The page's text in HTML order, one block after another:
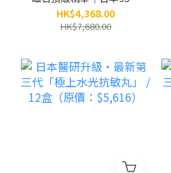
皮膚科醫生及博士研創｜
別號：小銀瓶 / 6盒（原
HK$4,368.00
HK$7,680.00